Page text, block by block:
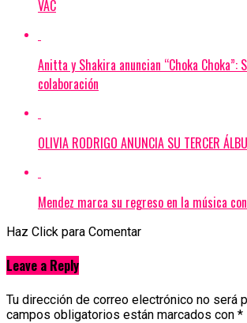
VAC
Anitta y Shakira anuncian “Choka Choka”:
colaboración
OLIVIA RODRIGO ANUNCIA SU TERCER
Mendez marca su regreso en la música con
Haz Click para Comentar
Leave a Reply
Tu dirección de correo electrónico no será
campos obligatorios están marcados con *